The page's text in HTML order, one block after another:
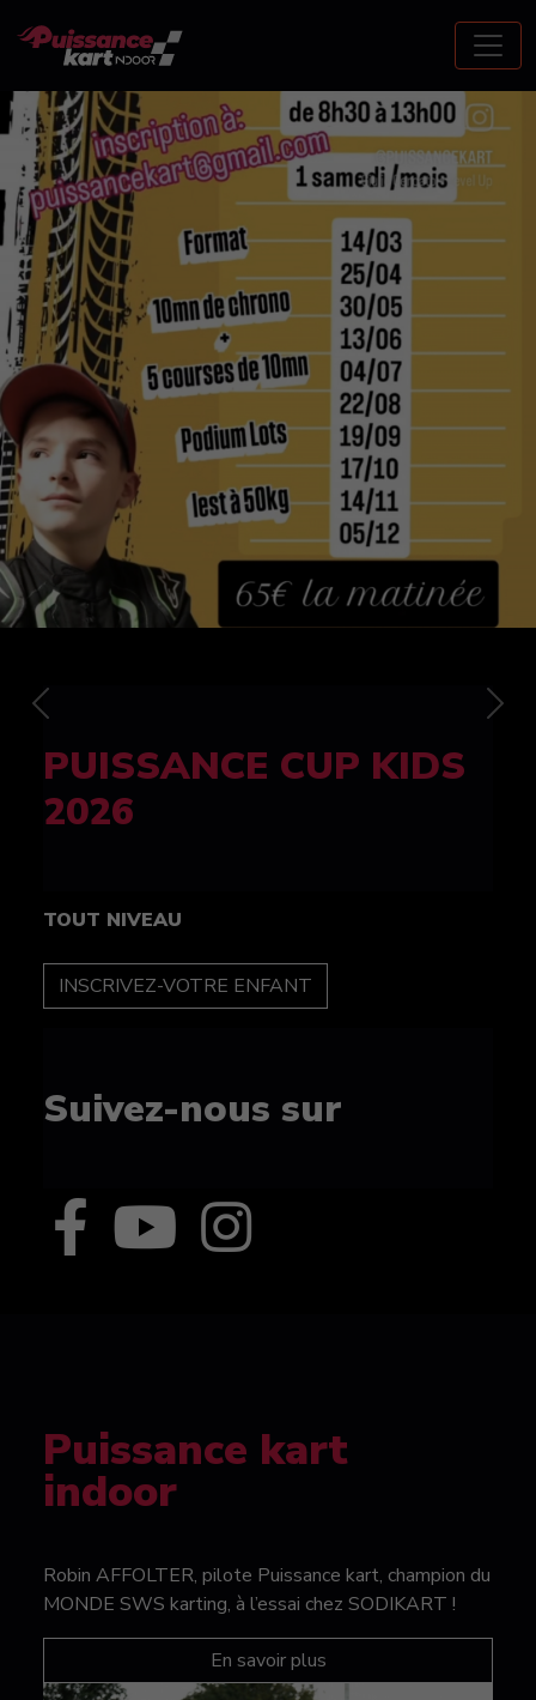
FELINE CUP 100%
féminine
TOUT NIVEAU
INSCRIPTION
Suivez-nous sur
Previous Next
Puissance kart
indoor
Robin AFFOLTER, pilote Puissance kart, champion du
MONDE SWS karting, à l’essai chez SODIKART !
En savoir plus